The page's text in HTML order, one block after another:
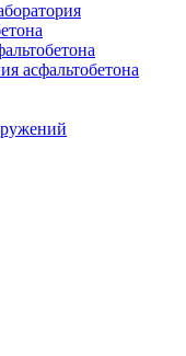
асфальтобетона